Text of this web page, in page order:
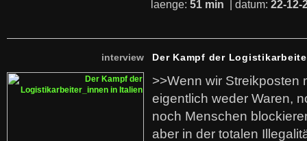
laenge: 51 min | datum: 22-12-
interview Der Kampf der
>>Wenn wir Streikposten
eigentlich weder Waren,
noch Menschen
aber in der totalen